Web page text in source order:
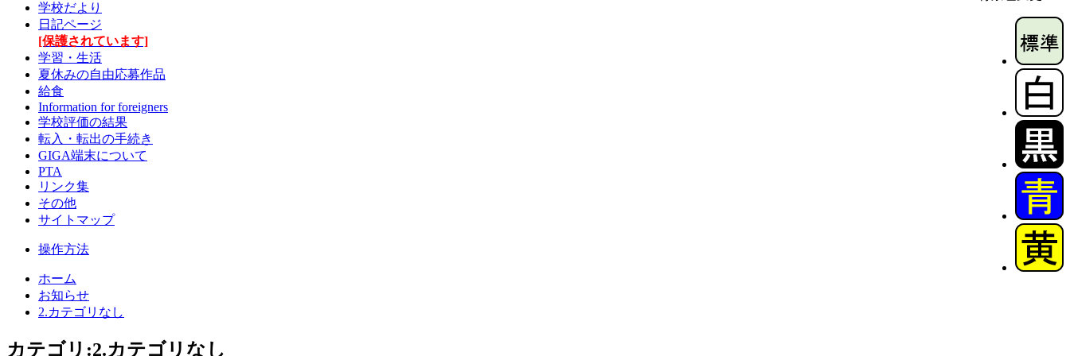
学校だより
日記ページ
[保護されています]
学習・生活
夏休みの自由応募作品
給食
Information for foreigners
学校評価の結果
転入・転出の手続き
GIGA端末について
PTA
リンク集
その他
サイトマップ
操作方法
ホーム
お知らせ
2.カテゴリなし
カテゴリ:2.カテゴリなし